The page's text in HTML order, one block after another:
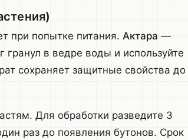
при попытке питания. Актара —
в ведре воды и используйте
сохраняет защитные свойства до
Для обработки разведите 3
раз до появления бутонов. Срок